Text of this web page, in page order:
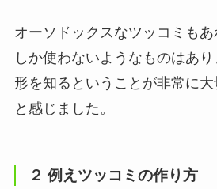
オーソドックスなツッコミも
しか使わないようなものはあ
形を知るということが非常に
と感じました。
２ 例えツッコミの作り方